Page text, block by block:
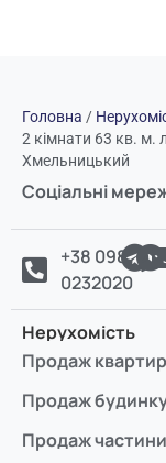
Головна /
2 кімнати 63 кв. м.
Хмельницький
Соціальні
+38 098
0232020
Нерухомість
Продаж
Продаж
Продаж